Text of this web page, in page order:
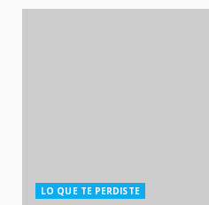
LO QUE TE PERDISTE